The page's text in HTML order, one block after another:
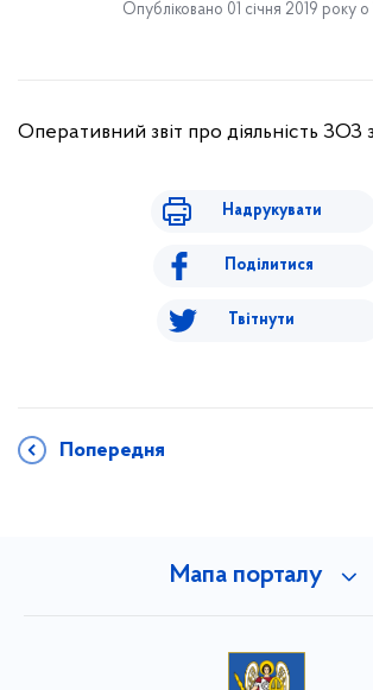
Опубліковано 01 січня 2019 року о
Оперативний звіт про діяльність ЗОЗ
Надрукувати
Поділитися
Твітнути
Попередня
Мапа порталу